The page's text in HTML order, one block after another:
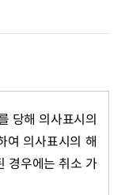
당해 의사표시의
여 의사표시의 해
경우에는 취소 가